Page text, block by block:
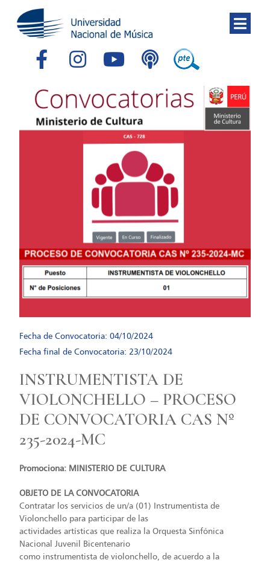
Fecha de Convocatoria: 04/10/2024
Fecha final de Convocatoria: 23/10/2024
INSTRUMENTISTA DE
VIOLONCHELLO – PROCESO
DE CONVOCATORIA CAS Nº
235-2024-MC
Promociona: MINISTERIO DE CULTURA
OBJETO DE LA CONVOCATORIA
Contratar los servicios de un/a (01) Instrumentista de
Violonchello para participar de las
actividades artísticas que realiza la Orquesta Sinfónica
Nacional Juvenil Bicentenario
como instrumentista de violonchello, de acuerdo a la